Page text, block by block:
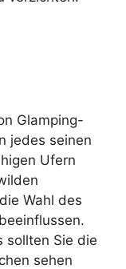
Glamping-
jedes seinen
Ufern
Wahl des
sollten Sie die
sehen